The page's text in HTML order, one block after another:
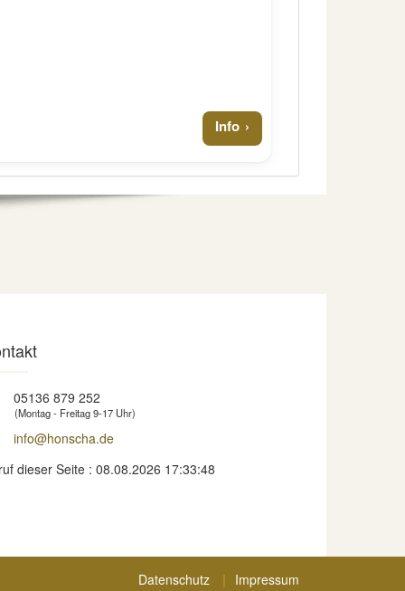
Info
05136 879 252
(Montag - Freitag 9-17 Uhr)
info@honscha.de
dieser Seite : 08.08.2026 17:33:48
Datenschutz Impressum